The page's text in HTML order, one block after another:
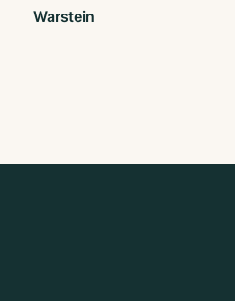
Warstein